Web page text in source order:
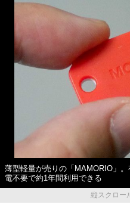
薄型軽量が売りの「MAMORIO」
電不要で約1年間利用できる
縦スクロー